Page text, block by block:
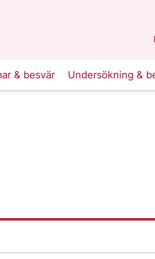
& besvär Undersökning &